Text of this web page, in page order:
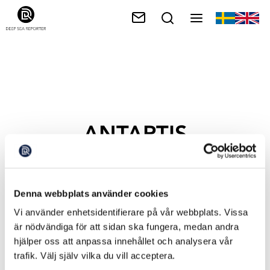
Denna webbplats använder cookies
Vi använder enhetsidentifierare på vår webbplats. Vissa
är nödvändiga för att sidan ska fungera, medan andra
hjälper oss att anpassa innehållet och analysera vår
trafik. Välj själv vilka du vill acceptera.
ANTARTIS